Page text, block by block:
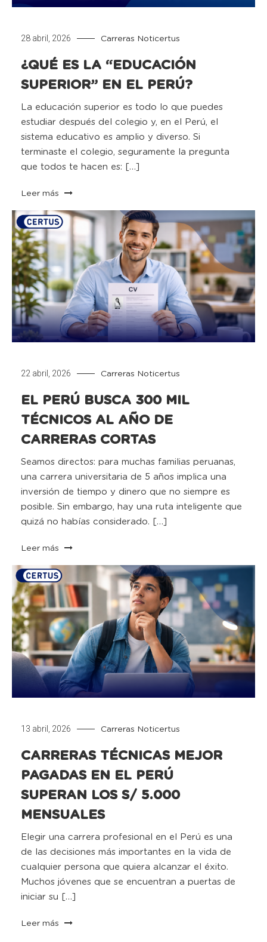
28 abril, 2026 Carreras Noticertus
¿QUÉ ES LA “EDUCACIÓN
SUPERIOR” EN EL PERÚ?
La educación superior es todo lo que puedes
estudiar después del colegio y, en el Perú, el
sistema educativo es amplio y diverso. Si
terminaste el colegio, seguramente la pregunta
que todos te hacen es: […]
Leer más
22 abril, 2026 Carreras Noticertus
EL PERÚ BUSCA 300 MIL
TÉCNICOS AL AÑO DE
CARRERAS CORTAS
Seamos directos: para muchas familias peruanas,
una carrera universitaria de 5 años implica una
inversión de tiempo y dinero que no siempre es
posible. Sin embargo, hay una ruta inteligente que
quizá no habías considerado. […]
Leer más
13 abril, 2026 Carreras Noticertus
CARRERAS TÉCNICAS MEJOR
PAGADAS EN EL PERÚ
SUPERAN LOS S/ 5.000
MENSUALES
Elegir una carrera profesional en el Perú es una
de las decisiones más importantes en la vida de
cualquier persona que quiera alcanzar el éxito.
Muchos jóvenes que se encuentran a puertas de
iniciar su […]
Leer más